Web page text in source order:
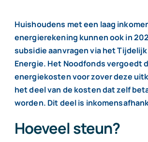
Mijn NBC Eelman &
Nieuws
Werken bij
Contact
Huishoudens met een laag
energierekening kunnen ook in
subsidie aanvragen via het
Energie. Het Noodfonds vergoedt
energiekosten voor zover deze
het deel van de kosten dat zelf
worden. Dit deel is
Hoeveel steun?